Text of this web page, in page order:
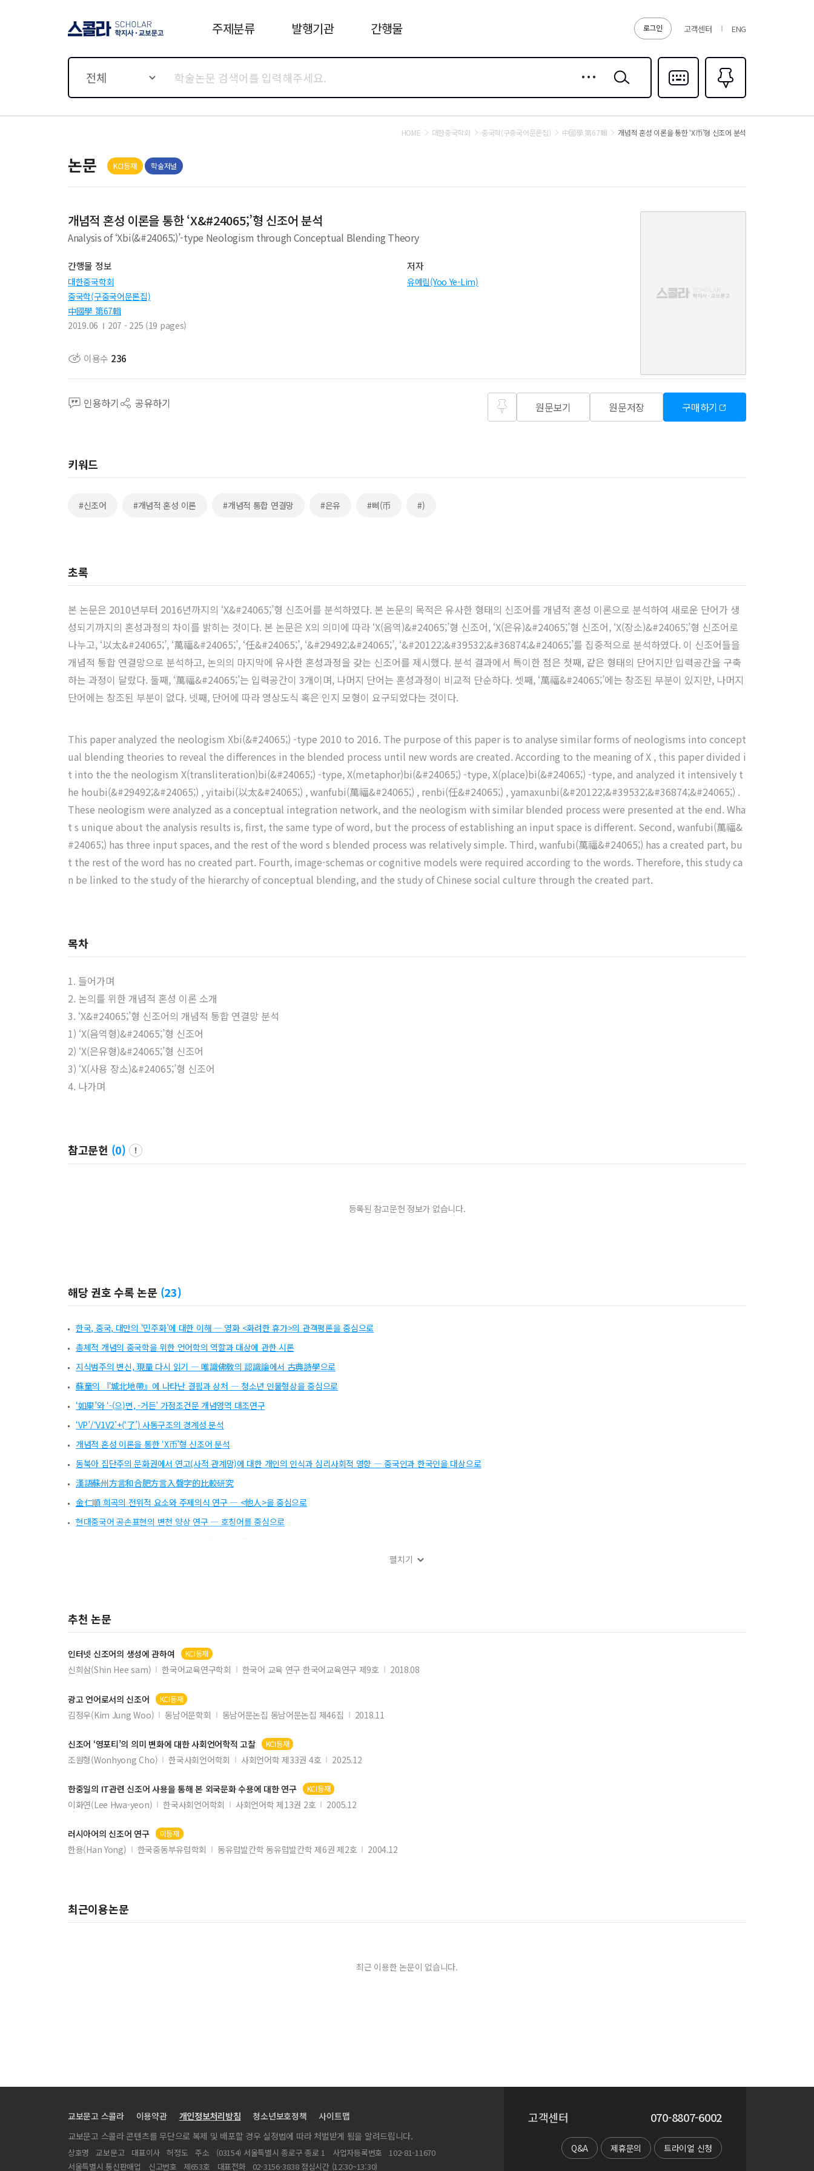
로그인 고객센터 ENG
주제분류 발행기관 간행물
전체
검색
다국어입력
즐겨찾기0
HOME 대한중국학회 중국학(구중국어문론집) 中國學 第67輯 개념적 혼성 이론을 통한 ‘X币’형 신조어 분석
논문 KCI등재 학술저널
개념적 혼성 이론을 통한 ‘X&#24065;’형 신조어 분석
Analysis of ‘Xbi(&#24065;)’-type Neologism through Conceptual Blending Theory
간행물 정보
대한중국학회
중국학(구중국어문론집)
中國學 第67輯
2019.06
207 - 225 (19 pages)
저자
유예림(Yoo Ye-Lim)
이용수 236
인용하기 공유하기 원문보기 원문저장 구매하기
키워드
#신조어 #개념적 혼성 이론 #개념적 통합 연결망 #은유 #삐(币 #)
초록
본 논문은 2010년부터 2016년까지의 ‘X&#24065;’형 신조어를 분석하였다. 본 논문의 목적은 유사한 형태의 신조어를 개념적 혼성 이론으로 분석하여 새로운 단어가 생
성되기까지의 혼성과정의 차이를 밝히는 것이다. 본 논문은 X의 의미에 따라 ‘X(음역)&#24065;’형 신조어, ‘X(은유)&#24065;’형 신조어, ‘X(장소)&#24065;’형 신조어로
나누고, ‘以太&#24065;’, ‘萬福&#24065;’, ‘任&#24065;’, ‘&#29492;&#24065;’, ‘&#20122;&#39532;&#36874;&#24065;’를 집중적으로 분석하였다. 이 신조어들을
개념적 통합 연결망으로 분석하고, 논의의 마지막에 유사한 혼성과정을 갖는 신조어를 제시했다. 분석 결과에서 특이한 점은 첫째, 같은 형태의 단어지만 입력공간을 구축
하는 과정이 달랐다. 둘째, ‘萬福&#24065;’는 입력공간이 3개이며, 나머지 단어는 혼성과정이 비교적 단순하다. 셋째, ‘萬福&#24065;’에는 창조된 부분이 있지만, 나머지
단어에는 창조된 부분이 없다. 넷째, 단어에 따라 영상도식 혹은 인지 모형이 요구되었다는 것이다.
This paper analyzed the neologism Xbi(&#24065;) -type 2010 to 2016. The purpose of this paper is to analyse similar forms of neologisms into concept
ual blending theories to reveal the differences in the blended process until new words are created. According to the meaning of X , this paper divided i
t into the the neologism X(transliteration)bi(&#24065;) -type, X(metaphor)bi(&#24065;) -type, X(place)bi(&#24065;) -type, and analyzed it intensively t
he houbi(&#29492;&#24065;) , yitaibi(以太&#24065;) , wanfubi(萬福&#24065;) , renbi(任&#24065;) , yamaxunbi(&#20122;&#39532;&#36874;&#24065;) .
These neologism were analyzed as a conceptual integration network, and the neologism with similar blended process were presented at the end. Wha
t s unique about the analysis results is, first, the same type of word, but the process of establishing an input space is different. Second, wanfubi(萬福&
#24065;) has three input spaces, and the rest of the word s blended process was relatively simple. Third, wanfubi(萬福&#24065;) has a created part, bu
t the rest of the word has no created part. Fourth, image-schemas or cognitive models were required according to the words. Therefore, this study ca
n be linked to the study of the hierarchy of conceptual blending, and the study of Chinese social culture through the created part.
목차
1. 들어가며
2. 논의를 위한 개념적 혼성 이론 소개
3. ‘X&#24065;’형 신조어의 개념적 통합 연결망 분석
1) ‘X(음역형)&#24065;’형 신조어
2) ‘X(은유형)&#24065;’형 신조어
3) ‘X(사용 장소)&#24065;’형 신조어
4. 나가며
참고문헌 (0)
등록된 참고문헌 정보가 없습니다.
해당 권호 수록 논문 (23)
한국, 중국, 대만의 ‘민주화’에 대한 이해 ― 영화 <화려한 휴가>의 관객평론을 중심으로
총체적 개념의 중국학을 위한 언어학의 역할과 대상에 관한 시론
지식범주의 변신, 現量 다시 읽기 ― 唯識佛敎의 認識論에서 古典詩學으로
蘇童의 『城北地帶』에 나타난 결핍과 상처 ― 청소년 인물형상을 중심으로
‘如果’와 ‘-(으)면, -거든’ 가정조건문 개념영역 대조연구
‘VP’/‘V1V2’+(‘了’) 사동구조의 경계성 분석
개념적 혼성 이론을 통한 ‘X币’형 신조어 분석
동북아 집단주의 문화권에서 연고(사적 관계망)에 대한 개인의 인식과 심리사회적 영향 ― 중국인과 한국인을 대상으로
漢語蘇州方言和合肥方言入聲字的比較研究
金仁順 희곡의 전위적 요소와 주제의식 연구 ― <他人>을 중심으로
현대중국어 공손표현의 변천 양상 연구 ― 호칭어를 중심으로
한반도 사드배치 이후 중국 온라인 미디어 분석을 통한 제주도 이미지 제고방안 연구
A Study on the 1st and 3rd Syllables in Five-Syllable Regulated Verse
浅析公演艺术产业化革新 -以云南杨丽萍文化传播股份有限公司为案例
韩中Tandem语伴互助学习活动中的问题和解决方案 —以釜外会计系中国留学生和中文系韩国学生的语伴关系为例
构式“W死我了”与“W死我算了”异同分析
关于修订《汉韩大辞典》及推出网络辞典的建议 ― 对比《大汉韩辞典》，《ZON汉字辞典》等辞典予以探讨
한자능력검정시험 7급 한자 構形체계의 연구 ― 한국어문회 7급 배정 한자 150자를 대상으로
펼치기
추천 논문
인터넷 신조어의 생성에 관하여 KCI등재
신희삼(Shin Hee sam) 한국어교육연구학회 한국어 교육 연구 한국어교육연구 제9호 2018.08
광고 언어로서의 신조어 KCI등재
김정우(Kim Jung Woo) 동남어문학회 동남어문논집 동남어문논집 제46집 2018.11
신조어 ‘영포티’의 의미 변화에 대한 사회언어학적 고찰 KCI등재
조원형(Wonhyong Cho) 한국사회언어학회 사회언어학 제33권 4호 2025.12
한중일의 IT관련 신조어 사용을 통해 본 외국문화 수용에 대한 연구 KCI등재
이화연(Lee Hwa-yeon) 한국사회언어학회 사회언어학 제13권 2호 2005.12
러시아어의 신조어 연구 미등재
한용(Han Yong) 한국중동부유럽학회 동유럽발칸학 동유럽발칸학 제6권 제2호 2004.12
최근이용논문
최근 이용한 논문이 없습니다.
교보문고 스콜라 이용약관 개인정보처리방침 청소년보호정책
사이트맵
교보문고 스콜라 콘텐츠를 무단으로 복제 및 배포할 경우 실정법에 따라 처벌받게 됨을 알려드립니다.
상호명 교보문고 대표이사 허정도 주소 (03154) 서울특별시 종로구 종로 1 사업자등록번호
102-81-11670
서울특별시 통신판매업
신고번호 제653호 대표전화 02-3156-3838 점심시간 (12:30~13:30)
고객센터 070-8807-6002
Q&A 제휴문의 트라이얼 신청